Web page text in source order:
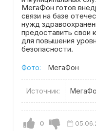
МегаФон готов
связи на базе
нужд
предоставить свои
для повышения
безопасности.
Фото: МегаФон
Источник:
0